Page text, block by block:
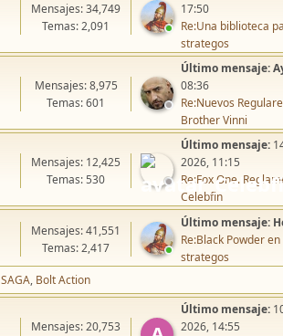
Mensajes: 34,749
Temas: 2,091
17:50
Re:Una biblioteca
strategos
Mensajes: 8,975
Temas: 601
Último mensaje:
08:36
Re:Nuevos
Brother Vinni
Mensajes: 12,425
Temas: 530
Último mensaje:
2026, 11:15
Re:Fox One.
Celebfin
Mensajes: 41,551
Temas: 2,417
Último mensaje:
Re:Black Powder
strategos
SAGA Bolt Action
Mensajes: 20,753
Último mensaje:
2026, 14:55